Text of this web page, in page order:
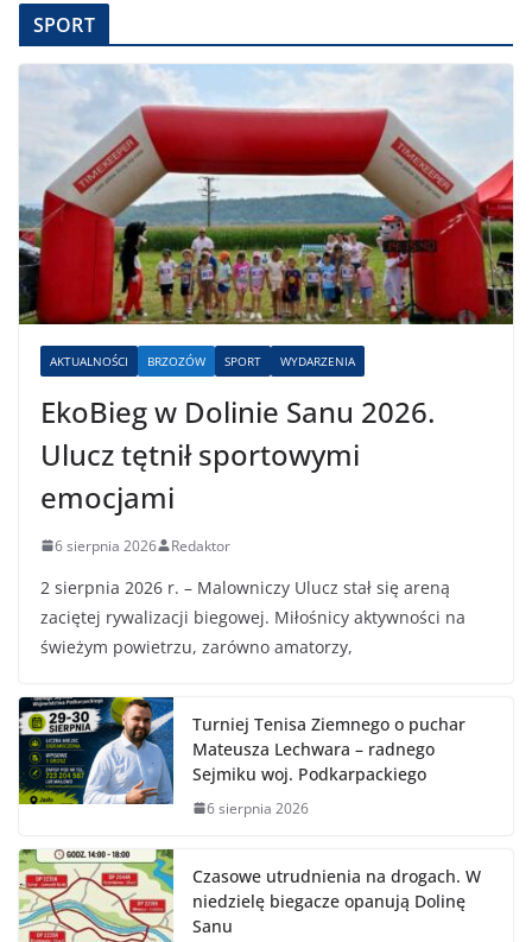
SPORT
AKTUALNOŚCI BRZOZÓW SPORT WYDARZENIA
EkoBieg w Dolinie Sanu 2026.
Ulucz tętnił sportowymi
emocjami
6 sierpnia 2026 Redaktor
2 sierpnia 2026 r. – Malowniczy Ulucz stał się areną
zaciętej rywalizacji biegowej. Miłośnicy aktywności na
świeżym powietrzu, zarówno amatorzy,
Turniej Tenisa Ziemnego o puchar
Mateusza Lechwara – radnego
Sejmiku woj. Podkarpackiego
6 sierpnia 2026
Czasowe utrudnienia na drogach. W
niedzielę biegacze opanują Dolinę
Sanu